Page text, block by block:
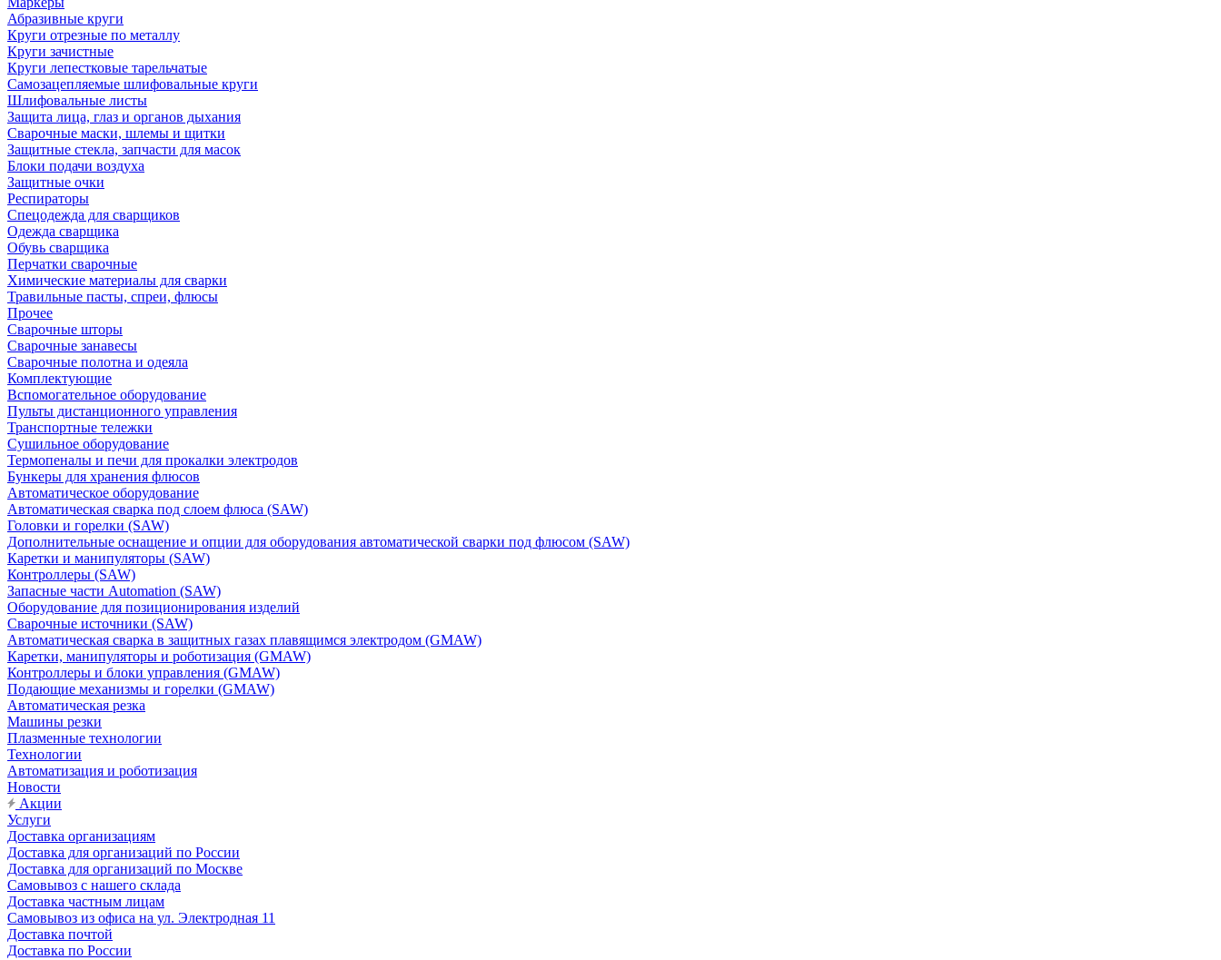
Абразивные круги
Круги отрезные по металлу
Круги зачистные
Круги лепестковые тарельчатые
Самозацепляемые шлифовальные круги
Шлифовальные листы
Защита лица, глаз и органов дыхания
Сварочные маски, шлемы и щитки
Защитные стекла, запчасти для масок
Блоки подачи воздуха
Защитные очки
Респираторы
Спецодежда для сварщиков
Одежда сварщика
Обувь сварщика
Перчатки сварочные
Химические материалы для сварки
Травильные пасты, спреи, флюсы
Прочее
Сварочные шторы
Сварочные занавесы
Сварочные полотна и одеяла
Комплектующие
Вспомогательное оборудование
Пульты дистанционного управления
Транспортные тележки
Сушильное оборудование
Термопеналы и печи для прокалки электродов
Бункеры для хранения флюсов
Автоматическое оборудование
Автоматическая сварка под слоем флюса (SAW)
Головки и горелки (SAW)
Дополнительные оснащение и опции для оборудования автоматической сварки под флюсом (SAW)
Каретки и манипуляторы (SAW)
Контроллеры (SAW)
Запасные части Automation (SAW)
Оборудование для позиционирования изделий
Сварочные источники (SAW)
Автоматическая сварка в защитных газах плавящимся электродом (GMAW)
Каретки, манипуляторы и роботизация (GMAW)
Контроллеры и блоки управления (GMAW)
Подающие механизмы и горелки (GMAW)
Автоматическая резка
Машины резки
Плазменные технологии
Технологии
Автоматизация и роботизация
Новости
Акции
Услуги
Доставка организациям
Доставка для организаций по России
Доставка для организаций по Москве
Самовывоз с нашего склада
Доставка частным лицам
Самовывоз из офиса на ул. Электродная 11
Доставка почтой
Доставка по России